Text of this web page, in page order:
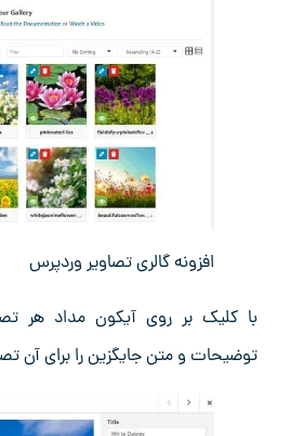
افزونه گالری تصاویر وردپرس
با کلیک بر روی آیکون مداد هر
توضیحات و متن جایگزین را برای آن